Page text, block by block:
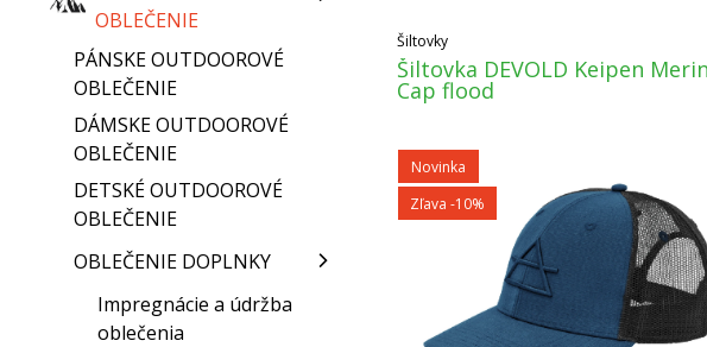
Šiltovky
Šiltovka DEVOLD Keipen
Cap flood
Novinka
Zľava -10%
OBLEČENIE
PÁNSKE OUTDOOROVÉ
OBLEČENIE
DÁMSKE OUTDOOROVÉ
OBLEČENIE
DETSKÉ OUTDOOROVÉ
OBLEČENIE
OBLEČENIE DOPLNKY
Impregnácie a údržba
oblečenia